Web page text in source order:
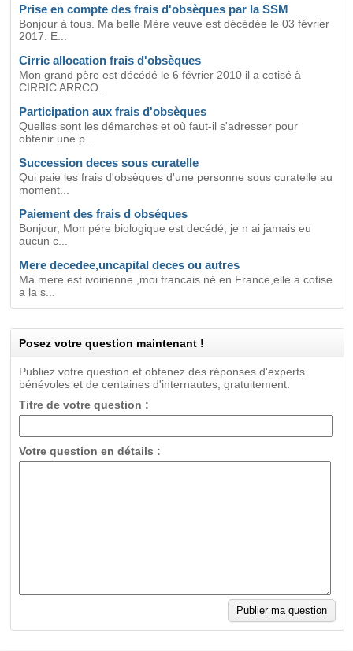
Prise en compte des frais d'obsèques par la SSM
Bonjour à tous. Ma belle Mère veuve est décédée le 03 février
2017. E...
Cirric allocation frais d'obsèques
Mon grand père est décédé le 6 février 2010 il a cotisé à
CIRRIC ARRCO...
Participation aux frais d'obsèques
Quelles sont les démarches et où faut-il s'adresser pour
obtenir une p...
Succession deces sous curatelle
Qui paie les frais d'obsèques d'une personne sous curatelle au
moment...
Paiement des frais d obséques
Bonjour, Mon pére biologique est decédé, je n ai jamais eu
aucun c...
Mere decedee,uncapital deces ou autres
Ma mere est ivoirienne ,moi francais né en France,elle a cotise
a la s...
Posez votre question maintenant !
Publiez votre question et obtenez des réponses d'experts
bénévoles et de centaines d'internautes, gratuitement.
Titre de votre question :
Votre question en détails :